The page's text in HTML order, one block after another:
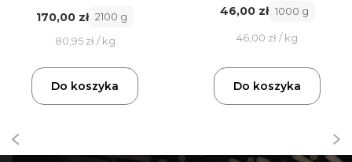
170,00 zł 2100 g
80,95 zł / kg
Do koszyka
46,00 zł 1000 g
46,00 zł / kg
Do koszyka